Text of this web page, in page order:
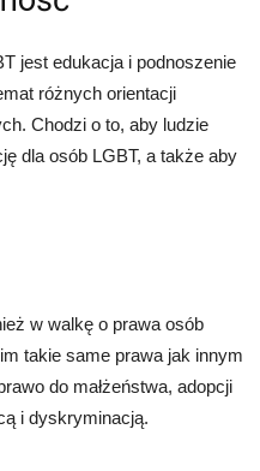
jest edukacja i podnoszenie
różnych orientacji
Chodzi o to, aby ludzie
dla osób LGBT, a także aby
w walkę o prawa osób
takie same prawa jak innym
do małżeństwa, adopcji
i dyskryminacją.